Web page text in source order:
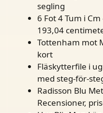
segling
6 Fot 4 Tum i
193,04
Tottenham mot
kort
Fläskytterfile i
med steg-för-
Radisson Blu
Recensioner,